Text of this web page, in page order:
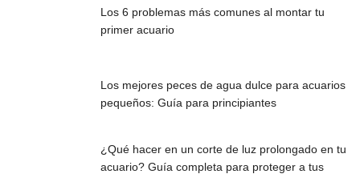
Los 6 problemas más comunes al montar tu
primer acuario
Los mejores peces de agua dulce para acuarios
pequeños: Guía para principiantes
¿Qué hacer en un corte de luz prolongado en tu
acuario? Guía completa para proteger a tus